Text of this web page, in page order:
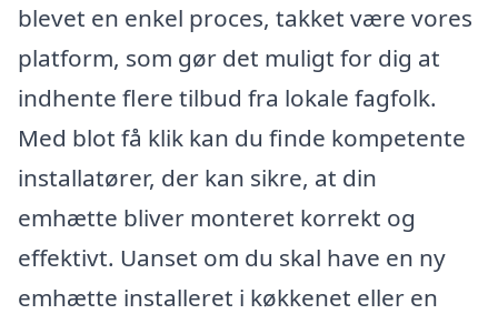
blevet en enkel proces, takket være vores
platform, som gør det muligt for dig at
indhente flere tilbud fra lokale fagfolk.
Med blot få klik kan du finde kompetente
installatører, der kan sikre, at din
emhætte bliver monteret korrekt og
effektivt. Uanset om du skal have en ny
emhætte installeret i køkkenet eller en